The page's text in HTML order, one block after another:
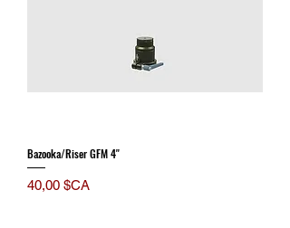
Bazooka/Riser GFM 4''
Prix
40,00 $CA